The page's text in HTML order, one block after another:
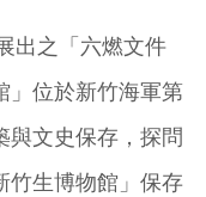
出之「六燃文件
」位於新竹海軍第
與文史保存，探問
竹生博物館」保存